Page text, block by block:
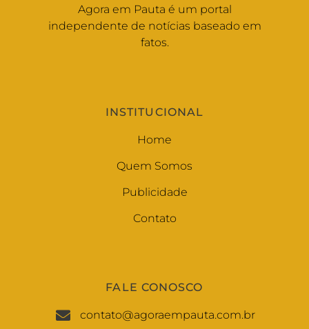
Agora em Pauta é um portal
independente de notícias baseado em
fatos.
INSTITUCIONAL
Home
Quem Somos
Publicidade
Contato
FALE CONOSCO
contato@agoraempauta.com.br